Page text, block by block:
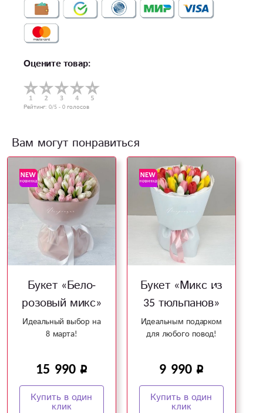
Оцените товар:
Рейтинг: 0/5 - 0 голосов
Вам могут понравиться
Букет «Бело-
розовый микс»
Идеальный выбор на
8 марта!
15 990
Купить в один
клик
Букет «Микс из
35 тюльпанов»
Идеальным подарком
для любого повод!
9 990
Купить в один
клик